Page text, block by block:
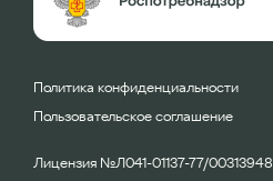
Политика конфиденциальности
Пользовательское соглашение
Лицензия №Л041-01137-77/00313948